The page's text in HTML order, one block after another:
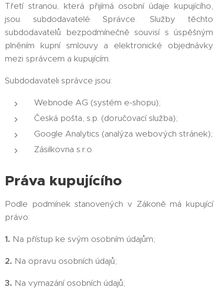
Třetí stranou, která přijímá osobní údaje kupujícího,
jsou subdodavatelé Správce. Služby těchto
subdodavatelů bezpodmínečně souvisí s úspěšným
plněním kupní smlouvy a elektronické objednávky
mezi správcem a kupujícím.
Subdodavateli správce jsou:
Webnode AG (systém e-shopu);
Česká pošta, s.p. (doručovací služba);
Google Analytics (analýza webových stránek);
Zásilkovna s.r.o.
Práva kupujícího
Podle podmínek stanovených v Zákoně má kupující
právo:
1. Na přístup ke svým osobním údajům;
2. Na opravu osobních údajů;
3. Na vymazání osobních údajů;